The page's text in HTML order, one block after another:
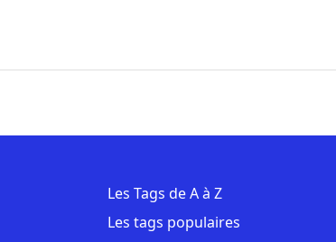
Les Tags de A à Z
Les tags populaires